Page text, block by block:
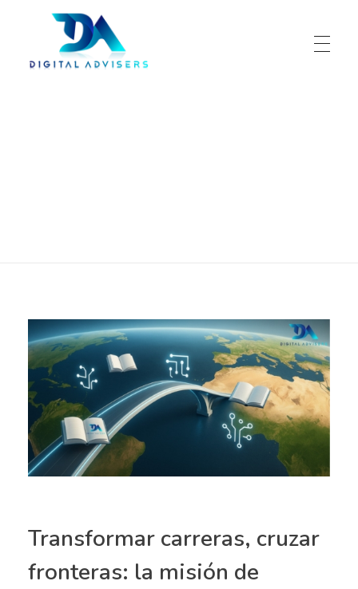
Transformar carreras, cruzar
fronteras: la misión de